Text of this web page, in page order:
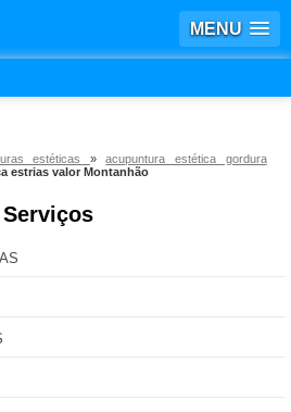
MENU
estéticas »acupuntura estética gordura
estrias valor Montanhão
Serviços